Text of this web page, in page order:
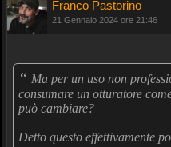
Franco Pastorino
21 Gennaio 2024 ore 21:46
“ Ma per un uso non
consumare un otturatore
può cambiare?
Detto questo effettivamente